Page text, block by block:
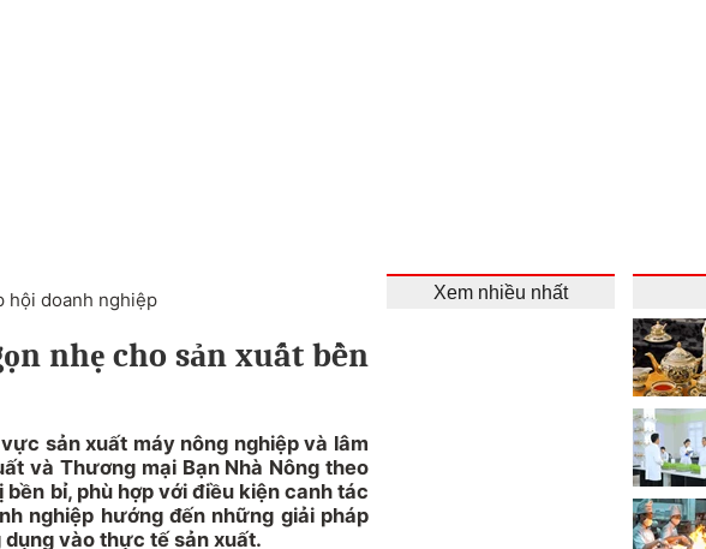
hội doanh nghiệp
nhẹ cho sản xuất bền
sản xuất máy nông nghiệp và lâm
và Thương mại Bạn Nhà Nông theo
bỉ, phù hợp với điều kiện canh tác
nghiệp hướng đến những giải pháp
vào thực tế sản xuất.
Xem nhiều nhất